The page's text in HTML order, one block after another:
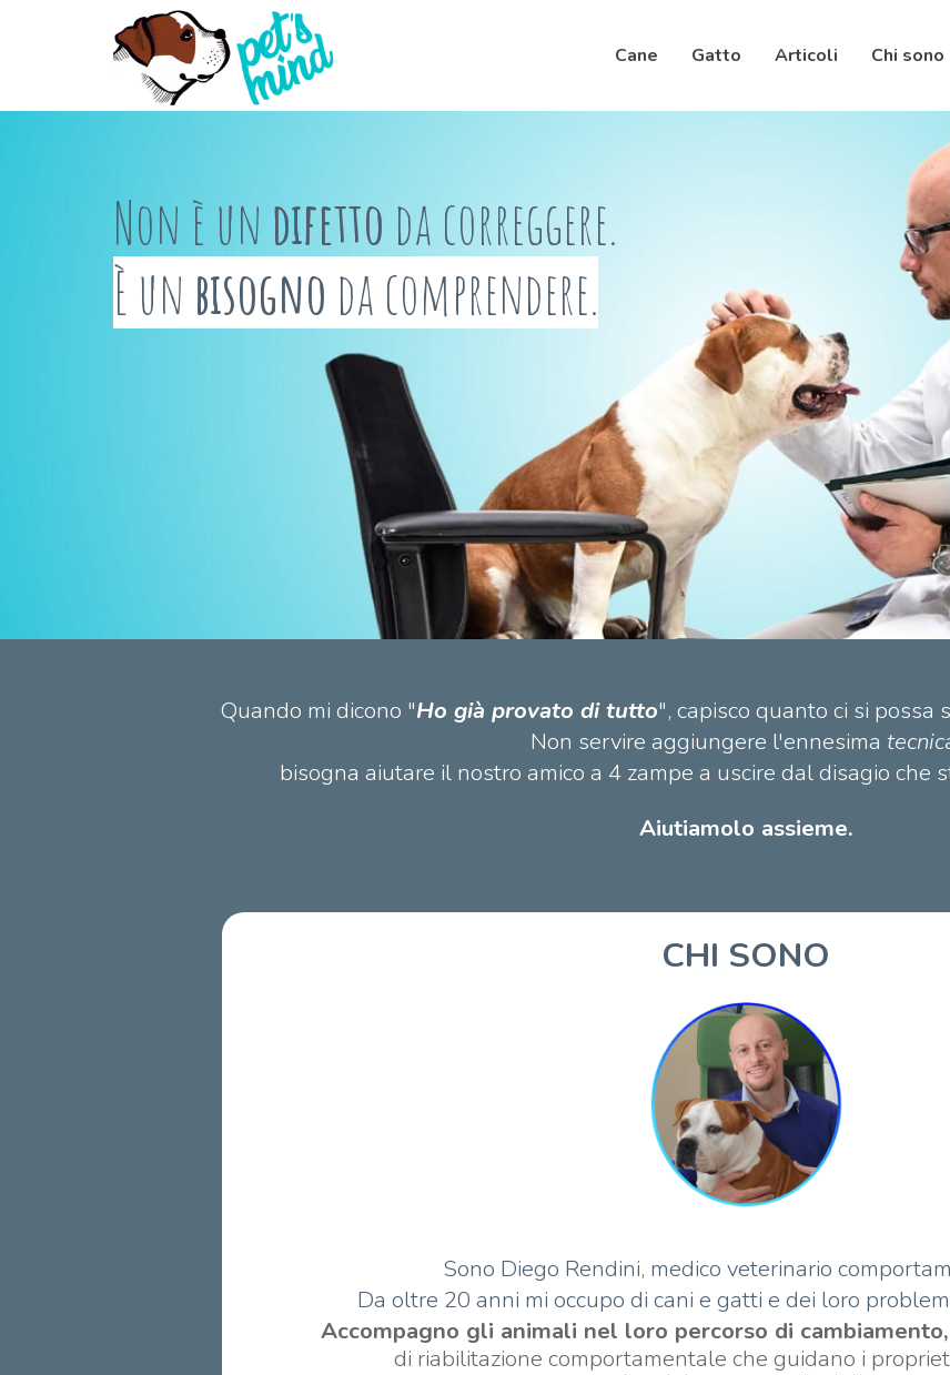
Cane Gatto Articoli Chi sono
Non è un difetto da correggere.
È un bisogno da comprendere.
Quando mi dicono "Ho già provato di tutto", capisco quanto ci si possa
Non servire aggiungere l'ennesima
bisogna aiutare il nostro amico a 4 zampe a uscire dal disagio che
Aiutiamolo assieme.
CHI SONO
Sono Diego Rendini, medico veterinario
Da oltre 20 anni mi occupo di cani e gatti e dei loro
Accompagno gli animali nel loro percorso di cambiamento,
di riabilitazione comportamentale che guidano i